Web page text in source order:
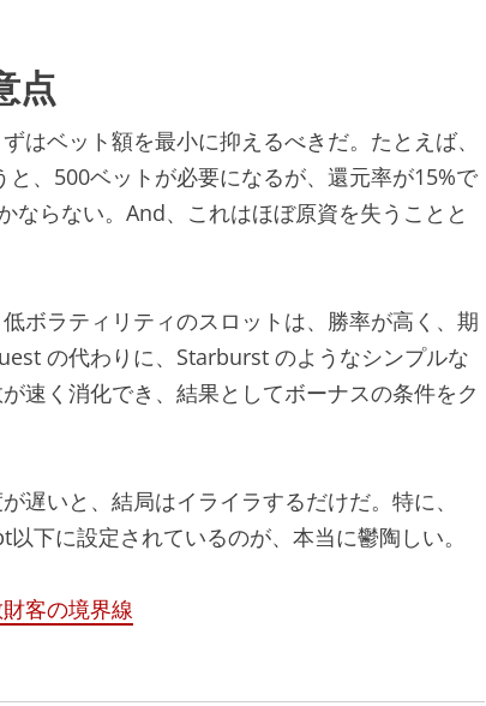
点
はベット額を最小に抑えるべきだ。たとえば、
、500ベットが必要になるが、還元率が15%で
ならない。And、これはほぼ原資を失うことと
ボラティリティのスロットは、勝率が高く、期
の代わりに、Starburst のようなシンプルな
速く消化でき、結果としてボーナスの条件をク
遅いと、結局はイライラするだけだ。特に、
下に設定されているのが、本当に鬱陶しい。
客の境界線